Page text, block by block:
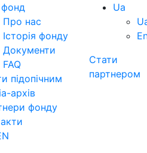
Про нас
Історія фонду
Документи
FAQ
підопічним
архів
фонду
Ua
Стати
партнером